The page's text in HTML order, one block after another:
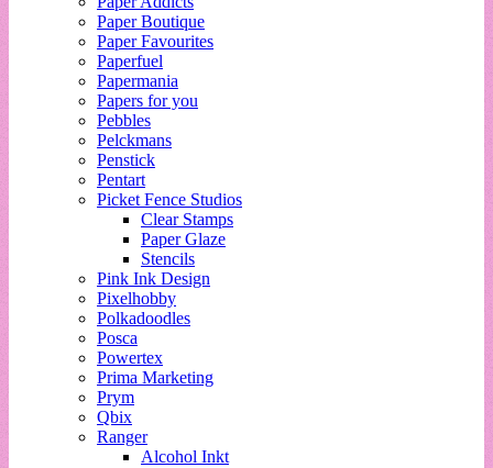
Paper Boutique
Paper Favourites
Paperfuel
Papermania
Papers for you
Pebbles
Pelckmans
Penstick
Pentart
Picket Fence Studios
Clear Stamps
Paper Glaze
Stencils
Pink Ink Design
Pixelhobby
Polkadoodles
Posca
Powertex
Prima Marketing
Prym
Qbix
Ranger
Alcohol Inkt